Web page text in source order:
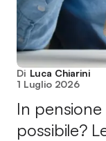
Di Luca Chiarini
1 Luglio 2026
In
possibile?